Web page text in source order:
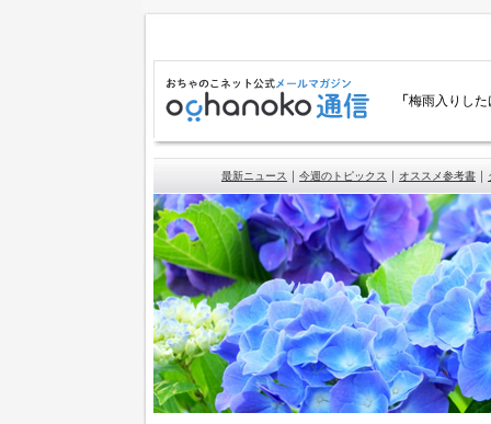
「 梅雨入りし
最新ニュース ｜ 今週のトピックス ｜ オススメ参考書 ｜